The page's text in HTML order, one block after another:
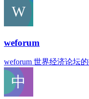
weforum
weforum 世界经济论坛